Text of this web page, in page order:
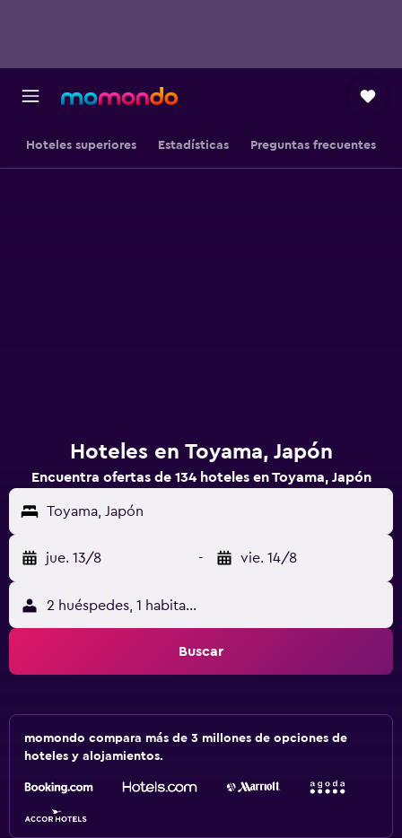
Hoteles superiores Estadísticas Preguntas frecuentes
Hoteles en Toyama, Japón
Encuentra ofertas de 134 hoteles en Toyama, Japón
Toyama, Japón
jue. 13/8 - vie. 14/8
2 huéspedes, 1 habitación
Buscar
momondo compara más de 3 millones de opciones de
hoteles y alojamientos.